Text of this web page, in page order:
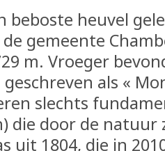
beboste heuvel
gemeente
m. Vroeger
als «
slechts
die door de natuur
uit 1804, die in